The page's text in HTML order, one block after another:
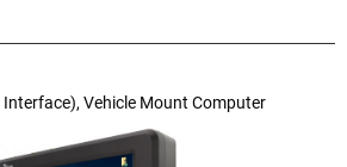
Vehicle Mount Computer